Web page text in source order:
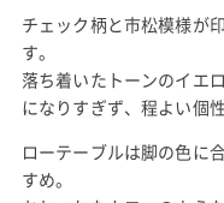
チェック柄と市松模様が
す。
落ち着いたトーンのイエ
になりすぎず、程よい個
ローテーブルは脚の色に
すめ。